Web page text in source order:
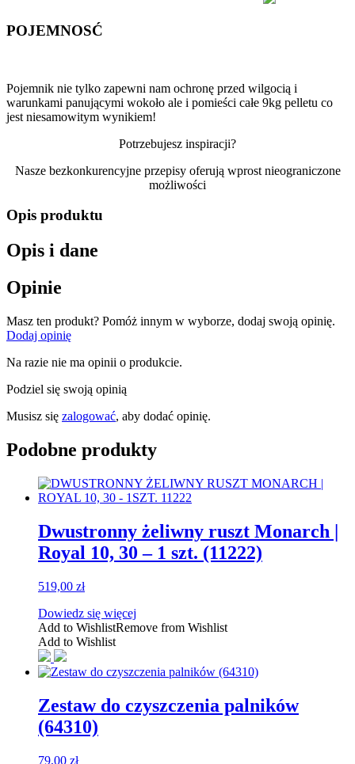
POJEMNOSĆ
Pojemnik nie tylko zapewni nam ochronę przed wilgocią i
warunkami panującymi wokoło ale i pomieści całe 9kg pelletu co
jest niesamowitym wynikiem!
Potrzebujesz inspiracji?
Nasze bezkonkurencyjne przepisy oferują wprost nieograniczone
możliwości
Opis produktu
Opis i dane
Opinie
Masz ten produkt? Pomóż innym w wyborze, dodaj swoją opinię.
Dodaj opinię
Na razie nie ma opinii o produkcie.
Podziel się swoją opinią
Musisz się zalogować, aby dodać opinię.
Podobne produkty
Dwustronny żeliwny ruszt Monarch |
Royal 10, 30 – 1 szt. (11222)
519,00 zł
Dowiedz się więcej
Add to WishlistRemove from Wishlist
Add to Wishlist
Zestaw do czyszczenia palników
(64310)
79,00 zł